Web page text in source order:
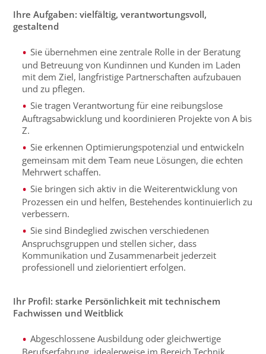
Ihre Aufgaben: vielfältig, verantwortungsvoll,
gestaltend
Sie übernehmen eine zentrale Rolle in der Beratung
und Betreuung von Kundinnen und Kunden im Laden
mit dem Ziel, langfristige Partnerschaften aufzubauen
und zu pflegen.
Sie tragen Verantwortung für eine reibungslose
Auftragsabwicklung und koordinieren Projekte von A bis
Z.
Sie erkennen Optimierungspotenzial und entwickeln
gemeinsam mit dem Team neue Lösungen, die echten
Mehrwert schaffen.
Sie bringen sich aktiv in die Weiterentwicklung von
Prozessen ein und helfen, Bestehendes kontinuierlich zu
verbessern.
Sie sind Bindeglied zwischen verschiedenen
Anspruchsgruppen und stellen sicher, dass
Kommunikation und Zusammenarbeit jederzeit
professionell und zielorientiert erfolgen.
Ihr Profil: starke Persönlichkeit mit technischem
Fachwissen und Weitblick
Abgeschlossene Ausbildung oder gleichwertige
Berufserfahrung, idealerweise im Bereich Technik,